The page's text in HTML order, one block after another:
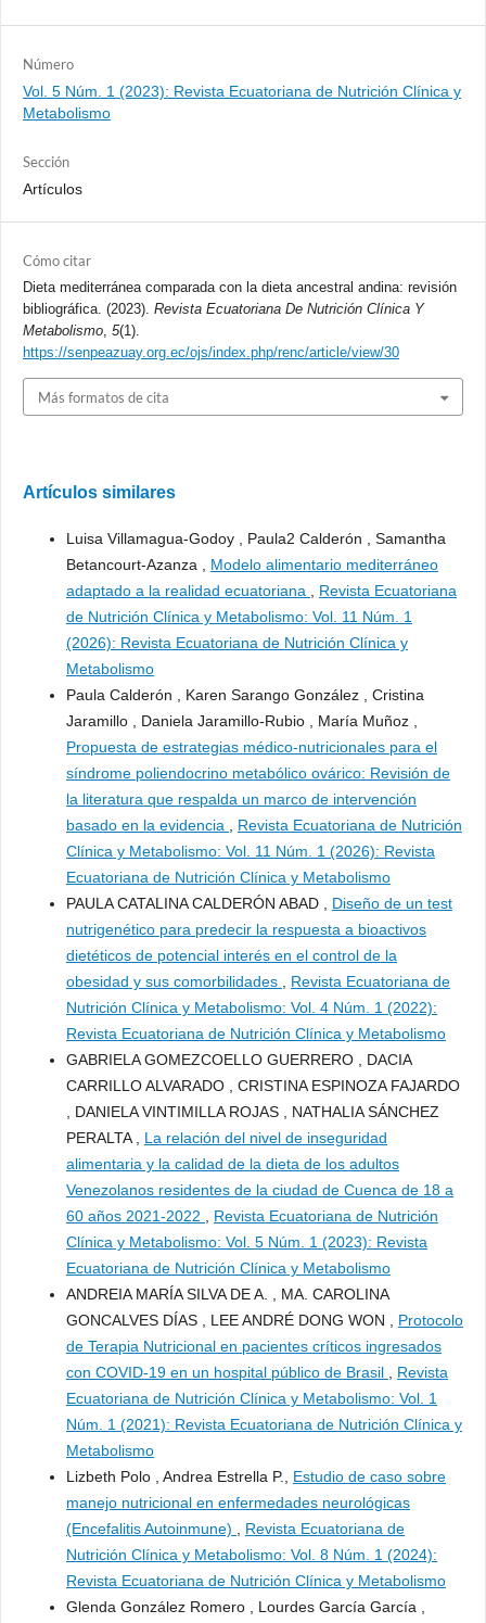
Número
Vol. 5 Núm. 1 (2023): Revista Ecuatoriana de Nutrición Clínica y
Metabolismo
Sección
Artículos
Cómo citar
Dieta mediterránea comparada con la dieta ancestral andina: revisión
bibliográfica. (2023). Revista Ecuatoriana De Nutrición Clínica Y
Metabolismo, 5(1).
https://senpeazuay.org.ec/ojs/index.php/renc/article/view/30
Más formatos de cita
Artículos similares
Luisa Villamagua-Godoy , Paula2 Calderón , Samantha
Betancourt-Azanza , Modelo alimentario mediterráneo
adaptado a la realidad ecuatoriana
Revista Ecuatoriana
de Nutrición Clínica y Metabolismo: Vol. 11 Núm. 1
(2026): Revista Ecuatoriana de Nutrición Clínica y
Metabolismo
Paula Calderón , Karen Sarango González , Cristina
Jaramillo , Daniela Jaramillo-Rubio , María Muñoz ,
Propuesta de estrategias médico-nutricionales para el
síndrome poliendocrino metabólico ovárico: Revisión de
la literatura que respalda un marco de intervención
basado en la evidencia
Revista Ecuatoriana de Nutrición
Clínica y Metabolismo: Vol. 11 Núm. 1 (2026): Revista
Ecuatoriana de Nutrición Clínica y Metabolismo
PAULA CATALINA CALDERÓN ABAD , Diseño de un test
nutrigenético para predecir la respuesta a bioactivos
dietéticos de potencial interés en el control de la
obesidad y sus comorbilidades
Revista Ecuatoriana de
Nutrición Clínica y Metabolismo: Vol. 4 Núm. 1 (2022):
Revista Ecuatoriana de Nutrición Clínica y Metabolismo
GABRIELA GOMEZCOELLO GUERRERO , DACIA
CARRILLO ALVARADO , CRISTINA ESPINOZA FAJARDO
, DANIELA VINTIMILLA ROJAS , NATHALIA SÁNCHEZ
PERALTA , La relación del nivel de inseguridad
alimentaria y la calidad de la dieta de los adultos
Venezolanos residentes de la ciudad de Cuenca de 18 a
60 años 2021-2022
Revista Ecuatoriana de Nutrición
Clínica y Metabolismo: Vol. 5 Núm. 1 (2023): Revista
Ecuatoriana de Nutrición Clínica y Metabolismo
ANDREIA MARÍA SILVA DE A. , MA. CAROLINA
GONCALVES DÍAS , LEE ANDRÉ DONG WON , Protocolo
de Terapia Nutricional en pacientes críticos ingresados
con COVID-19 en un hospital público de Brasil
Revista
Ecuatoriana de Nutrición Clínica y Metabolismo: Vol. 1
Núm. 1 (2021): Revista Ecuatoriana de Nutrición Clínica y
Metabolismo
Lizbeth Polo , Andrea Estrella P., Estudio de caso sobre
manejo nutricional en enfermedades neurológicas
(Encefalitis Autoinmune)
Revista Ecuatoriana de
Nutrición Clínica y Metabolismo: Vol. 8 Núm. 1 (2024):
Revista Ecuatoriana de Nutrición Clínica y Metabolismo
Glenda González Romero , Lourdes García García ,